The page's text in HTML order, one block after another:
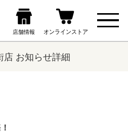
店 お知らせ詳細